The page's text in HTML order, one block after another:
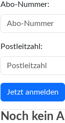
Abo-Nummer:
Postleitzahl:
Noch kein